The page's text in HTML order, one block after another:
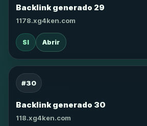
Backlink generado 29
1178.xg4ken.com
SI Abrir
#30
Backlink generado 30
118.xg4ken.com